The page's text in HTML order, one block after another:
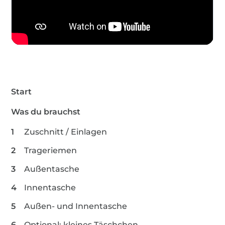
Start
Was du brauchst
Zuschnitt / Einlagen
Trageriemen
Außentasche
Innentasche
Außen- und Innentasche